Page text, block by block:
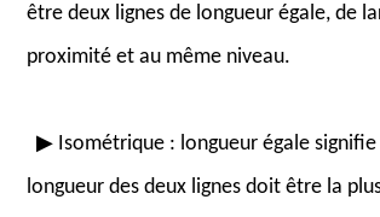
être deux lignes de longueur égale, de
proximité et au même niveau.
▶ Isométrique : longueur égale signifie
longueur des deux lignes doit être la